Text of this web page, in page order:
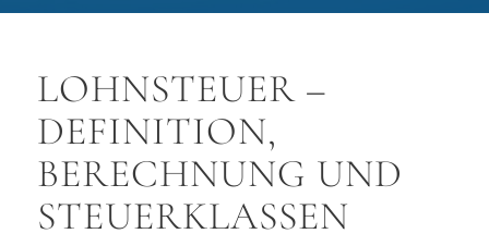
LOHNSTEUER –
DEFINITION,
BERECHNUNG UND
STEUERKLASSEN